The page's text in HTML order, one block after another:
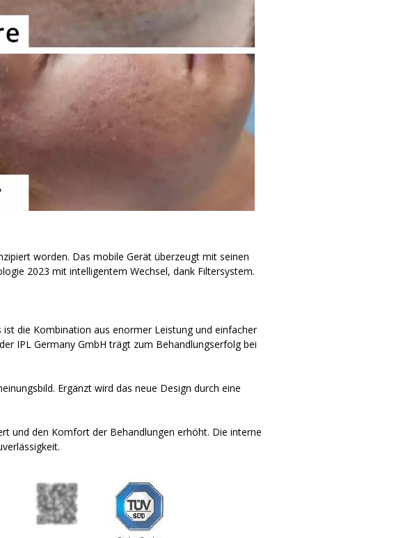
worden. Das mobile Gerät überzeugt mit seinen
2023 mit intelligentem Wechsel, dank Filtersystem.
die Kombination aus enormer Leistung und einfacher
IPL Germany GmbH trägt zum Behandlungserfolg bei
Ergänzt wird das neue Design durch eine
und den Komfort der Behandlungen erhöht. Die interne